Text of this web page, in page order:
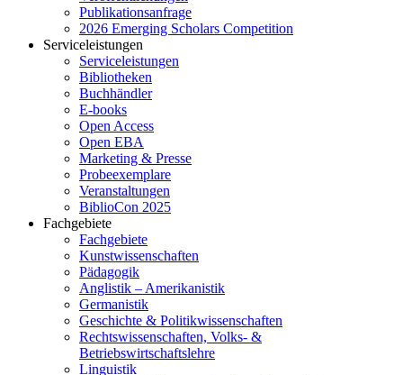
Publikationsanfrage
2026 Emerging Scholars Competition
Serviceleistungen
Serviceleistungen
Bibliotheken
Buchhändler
E-books
Open Access
Open EBA
Marketing & Presse
Probeexemplare
Veranstaltungen
BiblioCon 2025
Fachgebiete
Fachgebiete
Kunstwissenschaften
Pädagogik
Anglistik – Amerikanistik
Germanistik
Geschichte & Politikwissenschaften
Rechtswissenschaften, Volks- &
Betriebswirtschaftslehre
Linguistik